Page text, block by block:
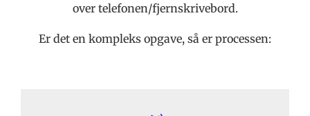
over telefonen/fjernskrivebord.
Er det en kompleks opgave, så er processen: